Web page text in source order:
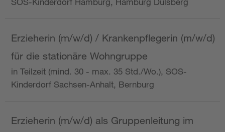
Erzieherin (m/w/d) / Krankenpflegerin (m/w/d)
für die stationäre Wohngruppe
in Teilzeit (mind. 30 - max. 35 Std./Wo.), SOS-
Kinderdorf Sachsen-Anhalt, Bernburg
Erzieherin (m/w/d) als Gruppenleitung im